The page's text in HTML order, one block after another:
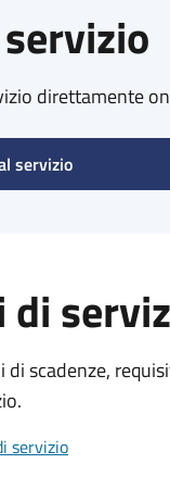
direttamente
servizio
di
di scadenze,
servizio